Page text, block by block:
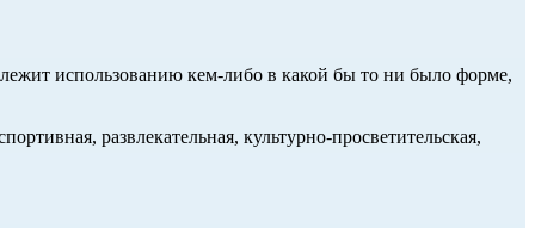
использованию кем-либо в какой бы то ни было форме,
развлекательная, культурно-просветительская,